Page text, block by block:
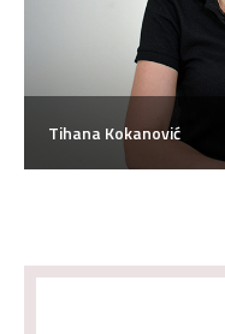
Tihana Kokanović